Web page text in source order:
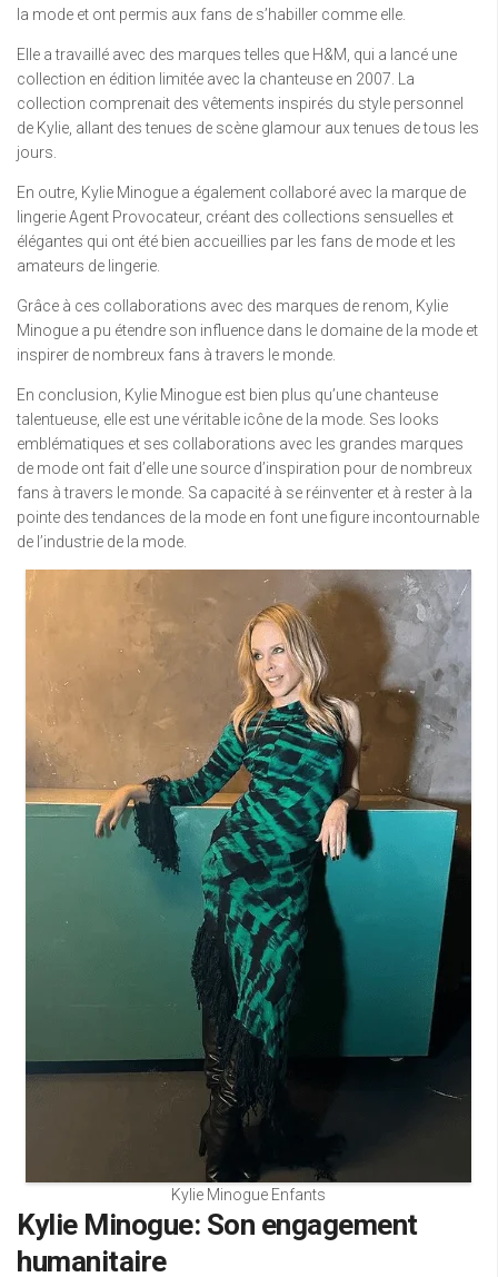
la mode et ont permis aux fans de s’habiller comme elle.
Elle a travaillé avec des marques telles que H&M, qui a lancé une
collection en édition limitée avec la chanteuse en 2007. La
collection comprenait des vêtements inspirés du style personnel
de Kylie, allant des tenues de scène glamour aux tenues de tous les
jours.
En outre, Kylie Minogue a également collaboré avec la marque de
lingerie Agent Provocateur, créant des collections sensuelles et
élégantes qui ont été bien accueillies par les fans de mode et les
amateurs de lingerie.
Grâce à ces collaborations avec des marques de renom, Kylie
Minogue a pu étendre son influence dans le domaine de la mode et
inspirer de nombreux fans à travers le monde.
En conclusion, Kylie Minogue est bien plus qu’une chanteuse
talentueuse, elle est une véritable icône de la mode. Ses looks
emblématiques et ses collaborations avec les grandes marques
de mode ont fait d’elle une source d’inspiration pour de nombreux
fans à travers le monde. Sa capacité à se réinventer et à rester à la
pointe des tendances de la mode en font une figure incontournable
de l’industrie de la mode.
Kylie Minogue Enfants
Kylie Minogue: Son engagement
humanitaire